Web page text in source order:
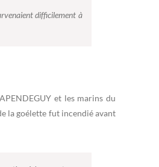
difficilement à
et les marins du
la goélette fut incendié avant